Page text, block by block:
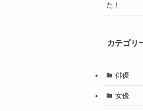
た！
カテゴリ
俳優
女優